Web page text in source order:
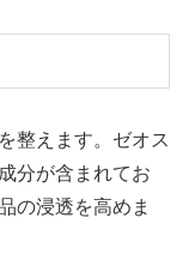
整えます。ゼオス
分が含まれてお
の浸透を高めま